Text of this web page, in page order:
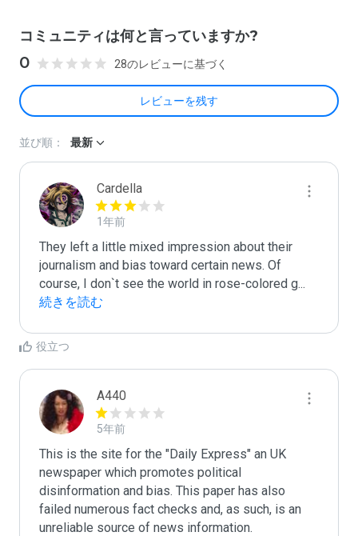
コミュニティは何と言っていますか?
0 28のレビューに基づく
レビューを残す
並び順： 最新
Cardella
1年前
They left a little mixed impression about their
journalism and bias toward certain news. Of
course, I don`t see the world in rose-colored g...
続きを読む
役立つ
A440
5年前
This is the site for the "Daily Express" an UK
newspaper which promotes political
disinformation and bias. This paper has also
failed numerous fact checks and, as such, is an
unreliable source of news information.